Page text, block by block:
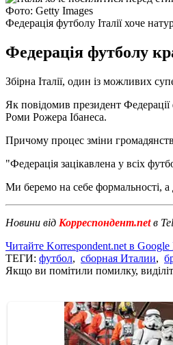
Фото: Getty Images
Федерація футболу Італії хоче
Федерація футболу
Збірна Італії, один із можливих
Як повідомив президент Федерації
Роми Рожера Ібанеса.
Причому процес зміни
"Федерація зацікавлена ​​у всіх
Ми беремо на себе формальності, а
Новини від Корреспондент.netв
Читайте Korrespondent.net в Google
ТЕГИ: футбол, сборная Италии,
Якщо ви помітили помилку,